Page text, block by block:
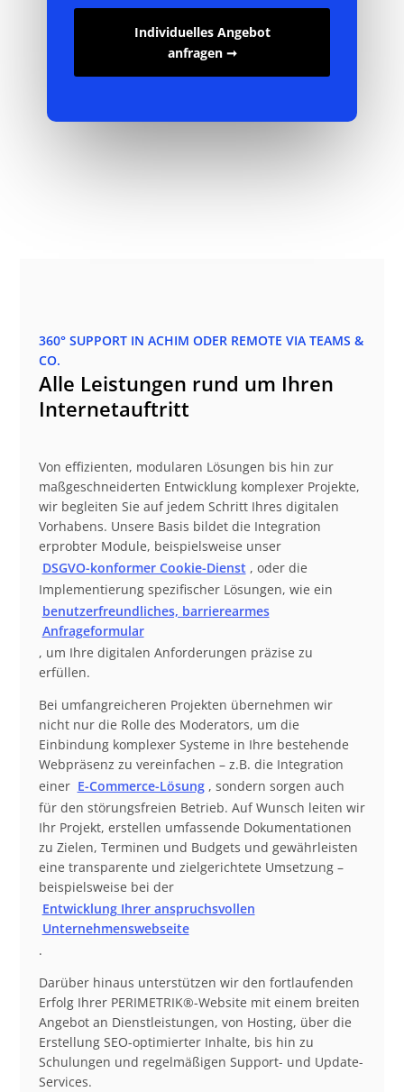
Individuelles Angebot
anfragen ➞
360° SUPPORT IN ACHIM ODER REMOTE VIA TEAMS &
CO.
Alle Leistungen rund um Ihren
Internetauftritt
Von effizienten, modularen Lösungen bis hin zur
maßgeschneiderten Entwicklung komplexer Projekte,
wir begleiten Sie auf jedem Schritt Ihres digitalen
Vorhabens. Unsere Basis bildet die Integration
erprobter Module, beispielsweise unser
DSGVO-konformer Cookie-Dienst , oder die
Implementierung spezifischer Lösungen, wie ein
benutzerfreundliches, barrierearmes
Anfrageformular
, um Ihre digitalen Anforderungen präzise zu
erfüllen.
Bei umfangreicheren Projekten übernehmen wir
nicht nur die Rolle des Moderators, um die
Einbindung komplexer Systeme in Ihre bestehende
Webpräsenz zu vereinfachen – z.B. die Integration
einer E-Commerce-Lösung , sondern sorgen auch
für den störungsfreien Betrieb. Auf Wunsch leiten wir
Ihr Projekt, erstellen umfassende Dokumentationen
zu Zielen, Terminen und Budgets und gewährleisten
eine transparente und zielgerichtete Umsetzung –
beispielsweise bei der
Entwicklung Ihrer anspruchsvollen
Unternehmenswebseite
.
Darüber hinaus unterstützen wir den fortlaufenden
Erfolg Ihrer PERIMETRIK®-Website mit einem breiten
Angebot an Dienstleistungen, von Hosting, über die
Erstellung SEO-optimierter Inhalte, bis hin zu
Schulungen und regelmäßigen Support- und Update-
Services.